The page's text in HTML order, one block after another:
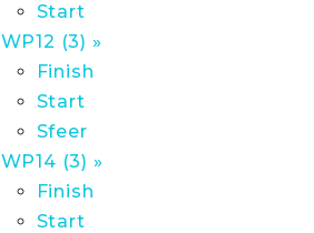
Start
WP12 (3) »
Finish
Start
Sfeer
WP14 (3) »
Finish
Start